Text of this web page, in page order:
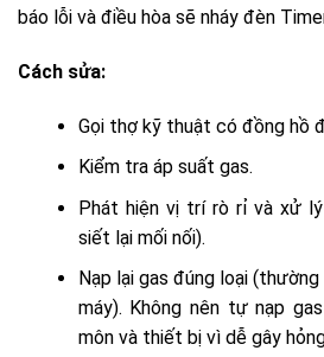
báo lỗi và điều hòa sẽ nháy đèn
Cách sửa:
Gọi thợ kỹ thuật có đồng hồ
Kiểm tra áp suất gas.
Phát hiện vị trí rò rỉ và xử
siết lại mối nối).
Nạp lại gas đúng loại
máy). Không nên tự nạp
môn và thiết bị vì dễ gây